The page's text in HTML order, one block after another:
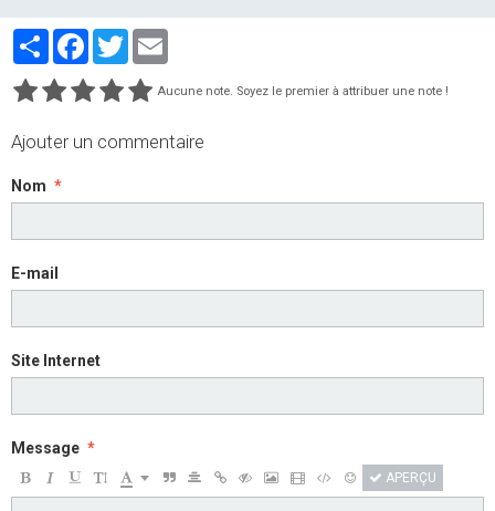
PartagerFacebook
Twitter
Aucune note. Soyez le premier à attribuer une note !
Ajouter un commentaire
Nom
E-mail
Site Internet
Message
APERÇU